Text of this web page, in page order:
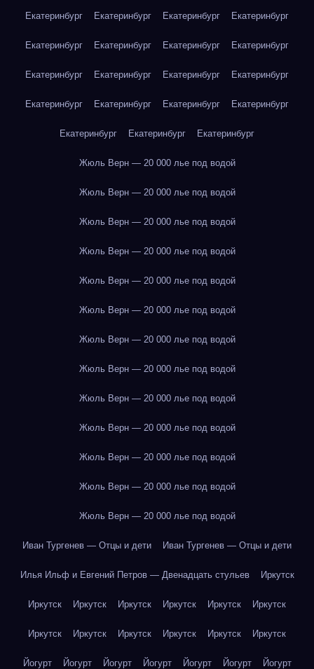
Екатеринбург Екатеринбург Екатеринбург Екатеринбург
Екатеринбург Екатеринбург Екатеринбург Екатеринбург
Екатеринбург Екатеринбург Екатеринбург Екатеринбург
Екатеринбург Екатеринбург Екатеринбург Екатеринбург
Екатеринбург Екатеринбург Екатеринбург
Жюль Верн — 20 000 лье под водой
Жюль Верн — 20 000 лье под водой
Жюль Верн — 20 000 лье под водой
Жюль Верн — 20 000 лье под водой
Жюль Верн — 20 000 лье под водой
Жюль Верн — 20 000 лье под водой
Жюль Верн — 20 000 лье под водой
Жюль Верн — 20 000 лье под водой
Жюль Верн — 20 000 лье под водой
Жюль Верн — 20 000 лье под водой
Жюль Верн — 20 000 лье под водой
Жюль Верн — 20 000 лье под водой
Жюль Верн — 20 000 лье под водой
Иван Тургенев — Отцы и дети Иван Тургенев — Отцы и дети
Илья Ильф и Евгений Петров — Двенадцать стульев Иркутск
Иркутск Иркутск Иркутск Иркутск Иркутск Иркутск
Иркутск Иркутск Иркутск Иркутск Иркутск Иркутск
Йогурт Йогурт Йогурт Йогурт Йогурт Йогурт Йогурт